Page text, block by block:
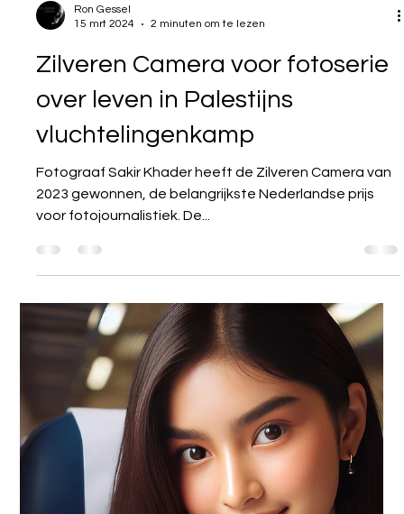
Ron Gessel
15 mrt 2024
2 minuten om te lezen
Zilveren Camera voor fotoserie
over leven in Palestijns